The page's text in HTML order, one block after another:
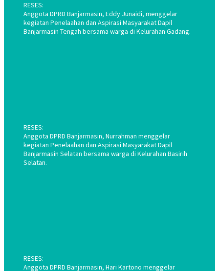
RESES:
Anggota DPRD Banjarmasin, Eddy Junaidi, menggelar
kegiatan Penelaahan dan Aspirasi Masyarakat Dapil
Banjarmasin Tengah bersama warga di Kelurahan Gadang.
RESES:
Anggota DPRD Banjarmasin, Nurrahman menggelar
kegiatan Penelaahan dan Aspirasi Masyarakat Dapil
Banjarmasin Selatan bersama warga di Kelurahan Basirih
Selatan.
RESES:
Anggota DPRD Banjarmasin, Hari Kartono menggelar